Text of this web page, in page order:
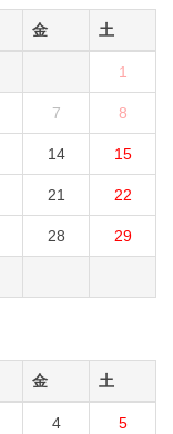
金 土
1
7 8
14 15
21 22
28 29
金 土
4 5